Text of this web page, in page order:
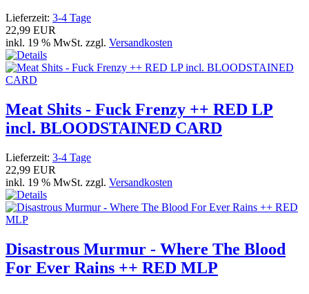
Lieferzeit: 3-4 Tage
22,99 EUR
inkl. 19 % MwSt. zzgl. Versandkosten
Meat Shits - Fuck Frenzy ++ RED LP
incl. BLOODSTAINED CARD
Lieferzeit: 3-4 Tage
22,99 EUR
inkl. 19 % MwSt. zzgl. Versandkosten
Disastrous Murmur - Where The Blood
For Ever Rains ++ RED MLP